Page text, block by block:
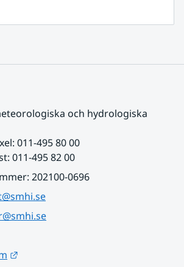
och hydrologiska
011-495 80 00
011-495 82 00
202100-0696